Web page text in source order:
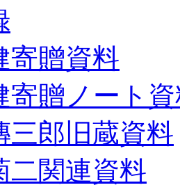
寄贈資料
寄贈ノート
三郎旧蔵資料
二関連資料